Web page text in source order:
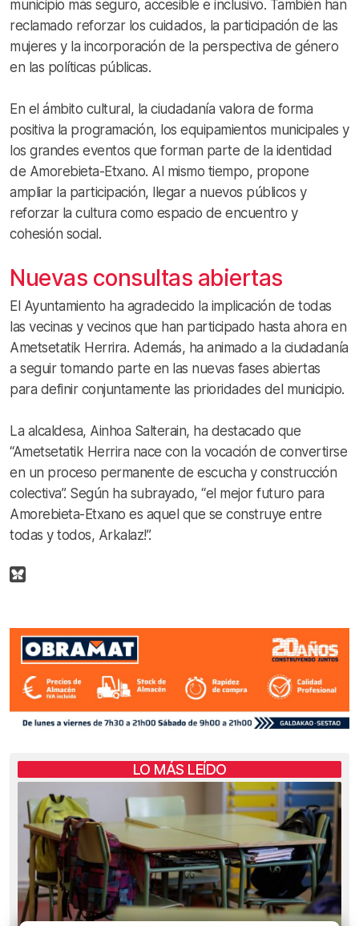
municipio más seguro, accesible e inclusivo. También han
reclamado reforzar los cuidados, la participación de las
mujeres y la incorporación de la perspectiva de género
en las políticas públicas.
En el ámbito cultural, la ciudadanía valora de forma
positiva la programación, los equipamientos municipales y
los grandes eventos que forman parte de la identidad
de Amorebieta-Etxano. Al mismo tiempo, propone
ampliar la participación, llegar a nuevos públicos y
reforzar la cultura como espacio de encuentro y
cohesión social.
Nuevas consultas abiertas
El Ayuntamiento ha agradecido la implicación de todas
las vecinas y vecinos que han participado hasta ahora en
Ametsetatik Herrira. Además, ha animado a la ciudadanía
a seguir tomando parte en las nuevas fases abiertas
para definir conjuntamente las prioridades del municipio.
La alcaldesa, Ainhoa Salterain, ha destacado que
“Ametsetatik Herrira nace con la vocación de convertirse
en un proceso permanente de escucha y construcción
colectiva”. Según ha subrayado, “el mejor futuro para
Amorebieta-Etxano es aquel que se construye entre
todas y todos, Arkalaz!”.
LO MÁS LEÍDO